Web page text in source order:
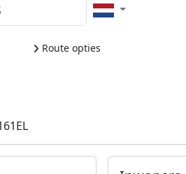
Route opties